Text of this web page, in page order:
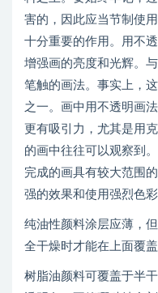
害的，因此应当节制使
十分重要的作用。用不
增强画的亮度和光辉。
笔触的画法。事实上，
之一。画中用不透明画
更有吸引力，尤其是用
的画中往往可以观察到
完成的画具有较大范围
强的效果和使用强烈色
纯油性颜料涂层应薄，
全干燥时才能在上面覆盖
树脂油颜料可覆盖于半